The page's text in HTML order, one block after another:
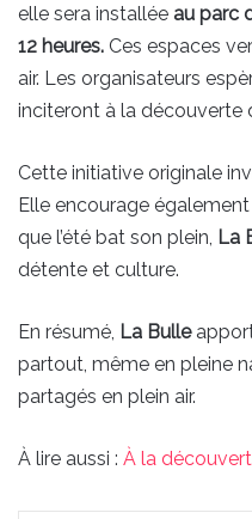
elle sera installée au parc
12 heures. Ces espaces
air. Les organisateurs
inciteront à la découverte
Cette initiative originale
Elle encourage
que l’été bat son plein, La
détente et culture.
En résumé, La Bulle
partout, même en pleine
partagés en plein air.
À lire aussi : À la